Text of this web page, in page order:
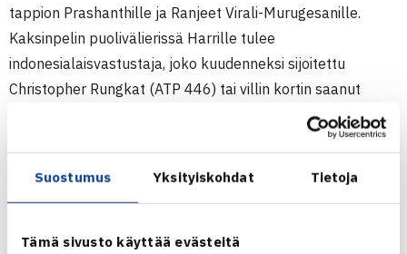
Suostumus Yksityiskohdat Tietoja
Tämä sivusto käyttää evästeitä
tappion Prashanthille ja Ranjeet Virali-Murugesanille.
Kaksinpelin puolivälierissä Harrille tulee
indonesialaisvastustaja, joko kuudenneksi sijoitettu
Christopher Rungkat (ATP 446) tai villin kortin saanut
26.9.-2.10.2011 Jakarta, Indonesia
2.kierrosta: Harri Heliövaara (1.) – N.Vijay Sundar